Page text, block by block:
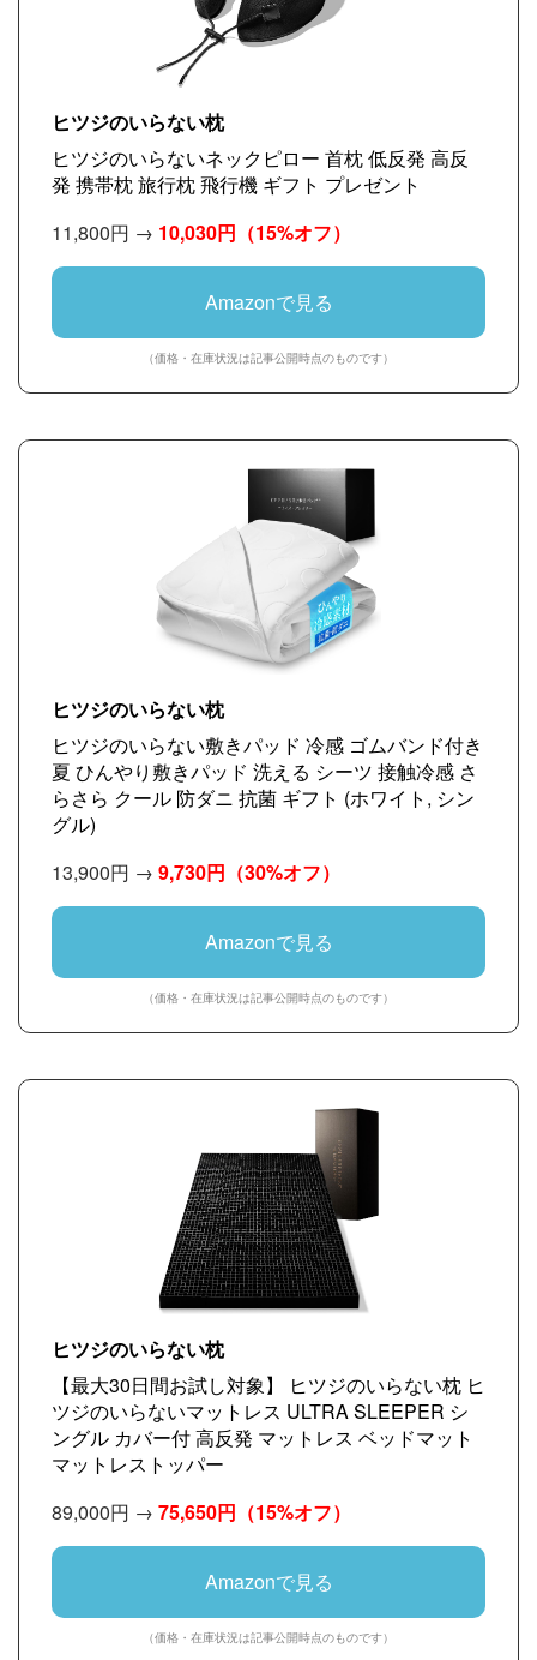
ヒツジのいらない枕
ヒツジのいらないネックピロー 首枕 低反発 高反
発 携帯枕 旅行枕 飛行機 ギフト プレゼント
11,800円 → 10,030円 （15%オフ）
Amazonで見る
（価格・在庫状況は記事公開時点のものです）
ヒツジのいらない枕
ヒツジのいらない敷きパッド 冷感 ゴムバンド付き
夏 ひんやり敷きパッド 洗える シーツ 接触冷感 さ
らさら クール 防ダニ 抗菌 ギフト (ホワイト, シン
グル)
13,900円 → 9,730円 （30%オフ）
Amazonで見る
（価格・在庫状況は記事公開時点のものです）
ヒツジのいらない枕
【最大30日間お試し対象】 ヒツジのいらない枕 ヒ
ツジのいらないマットレス ULTRA SLEEPER シ
ングル カバー付 高反発 マットレス ベッドマット
マットレストッパー
89,000円 → 75,650円 （15%オフ）
Amazonで見る
（価格・在庫状況は記事公開時点のものです）